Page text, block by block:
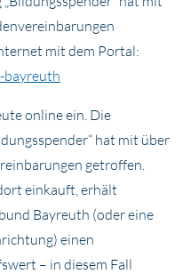
mit dem Portal:
bayreuth
online ein. Die
hat mit über
getroffen.
einkauft, erhält
Bayreuth (oder eine
einen
– in diesem Fall